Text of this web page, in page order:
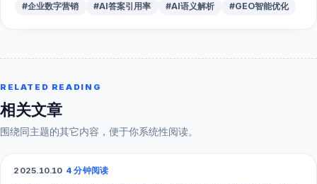
#企业数字营销
#AI答案引用率 #AI语义解析 #GEO智能优化
RELATED READING
相关文章
围绕同主题的其它内容，便于你系统性阅读。
SEO
2025.10.10·4 分钟阅读